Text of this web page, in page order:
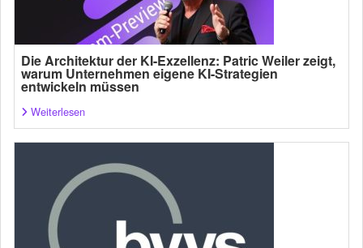
Die Architektur der KI-Exzellenz: Patric Weiler zeigt,
warum Unternehmen eigene KI-Strategien
entwickeln müssen
Weiterlesen